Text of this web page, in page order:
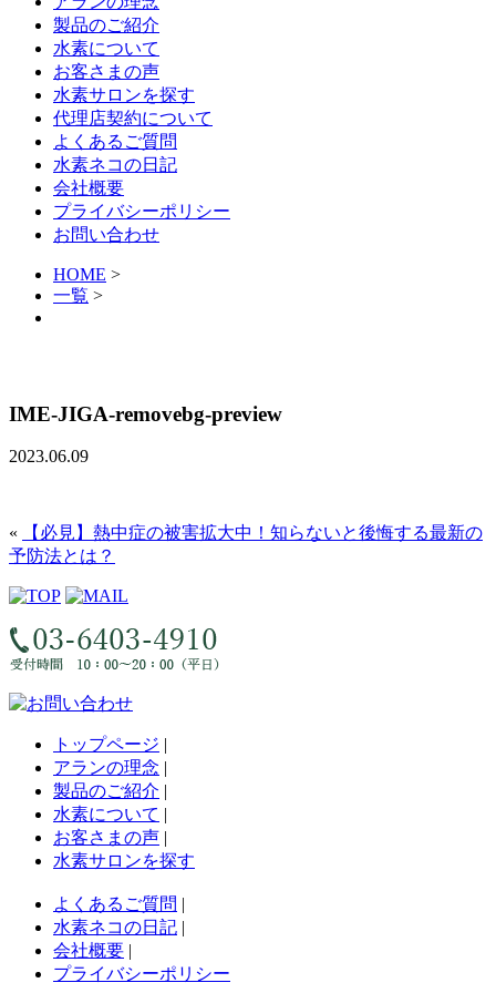
製品のご紹介
水素について
お客さまの声
水素サロンを探す
代理店契約について
よくあるご質問
水素ネコの日記
会社概要
プライバシーポリシー
お問い合わせ
HOME >
一覧 >
IME-JIGA-removebg-preview
2023.06.09
«
【必見】熱中症の被害拡大中！知らないと後悔する最新の
予防法とは？
トップページ |
アランの理念 |
製品のご紹介 |
水素について |
お客さまの声 |
水素サロンを探す
よくあるご質問 |
水素ネコの日記 |
会社概要 |
プライバシーポリシー